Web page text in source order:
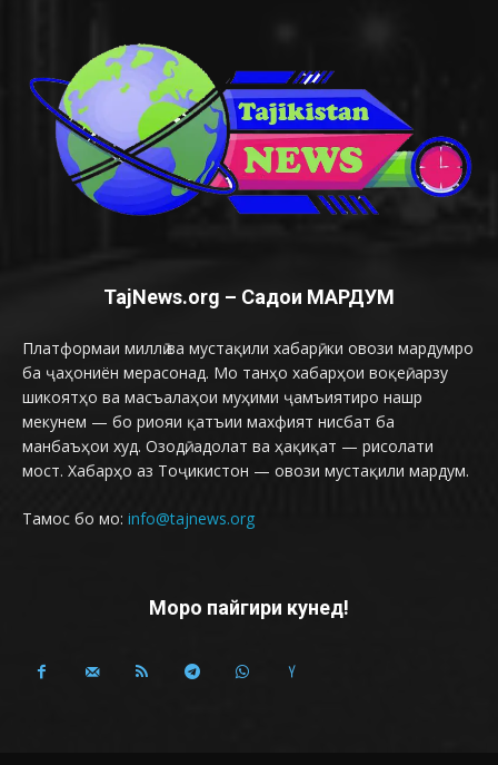
TajNews.org – Садои МАРДУМ
Платформаи миллӣ ва мустақили хабарӣ, ки овози мардумро
ба ҷаҳониён мерасонад. Мо танҳо хабарҳои воқеӣ, арзу
шикоятҳо ва масъалаҳои муҳими ҷамъиятиро нашр
мекунем — бо риояи қатъии махфият нисбат ба
манбаъҳои худ. Озодӣ, адолат ва ҳақиқат — рисолати
мост. Хабарҳо аз Тоҷикистон — овози мустақили мардум.
Тамос бо мо: info@tajnews.org
Моро пайгири кунед!